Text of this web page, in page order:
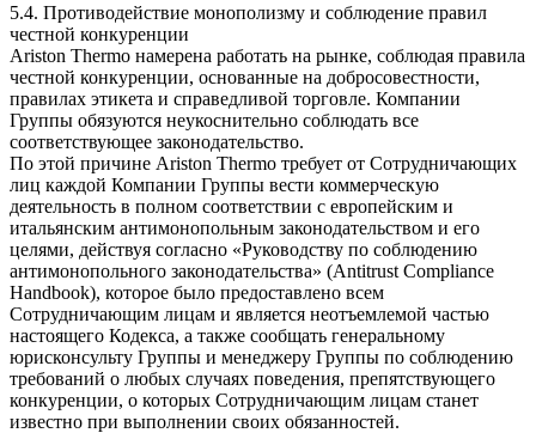
5.4. Противодействие монополизму и соблюдение правил
честной конкуренции
Ariston Thermo намерена работать на рынке, соблюдая правила
честной конкуренции, основанные на добросовестности,
правилах этикета и справедливой торговле. Компании
Группы обязуются неукоснительно соблюдать все
соответствующее законодательство.
По этой причине Ariston Thermo требует от Сотрудничающих
лиц каждой Компании Группы вести коммерческую
деятельность в полном соответствии с европейским и
итальянским антимонопольным законодательством и его
целями, действуя согласно «Руководству по соблюдению
антимонопольного законодательства» (Antitrust Compliance
Handbook), которое было предоставлено всем
Сотрудничающим лицам и является неотъемлемой частью
настоящего Кодекса, а также сообщать генеральному
юрисконсульту Группы и менеджеру Группы по соблюдению
требований о любых случаях поведения, препятствующего
конкуренции, о которых Сотрудничающим лицам станет
известно при выполнении своих обязанностей.